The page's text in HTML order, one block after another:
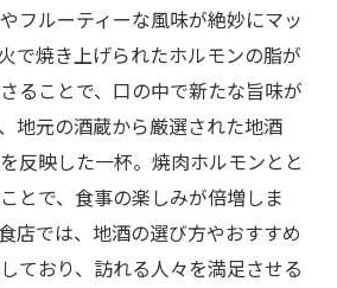
フルーティーな風味が絶妙にマッ
で焼き上げられたホルモンの脂が
ることで、口の中で新たな旨味が
地元の酒蔵から厳選された地酒
反映した一杯。焼肉ホルモンとと
とで、食事の楽しみが倍増しま
店では、地酒の選び方やおすすめ
ており、訪れる人々を満足させる